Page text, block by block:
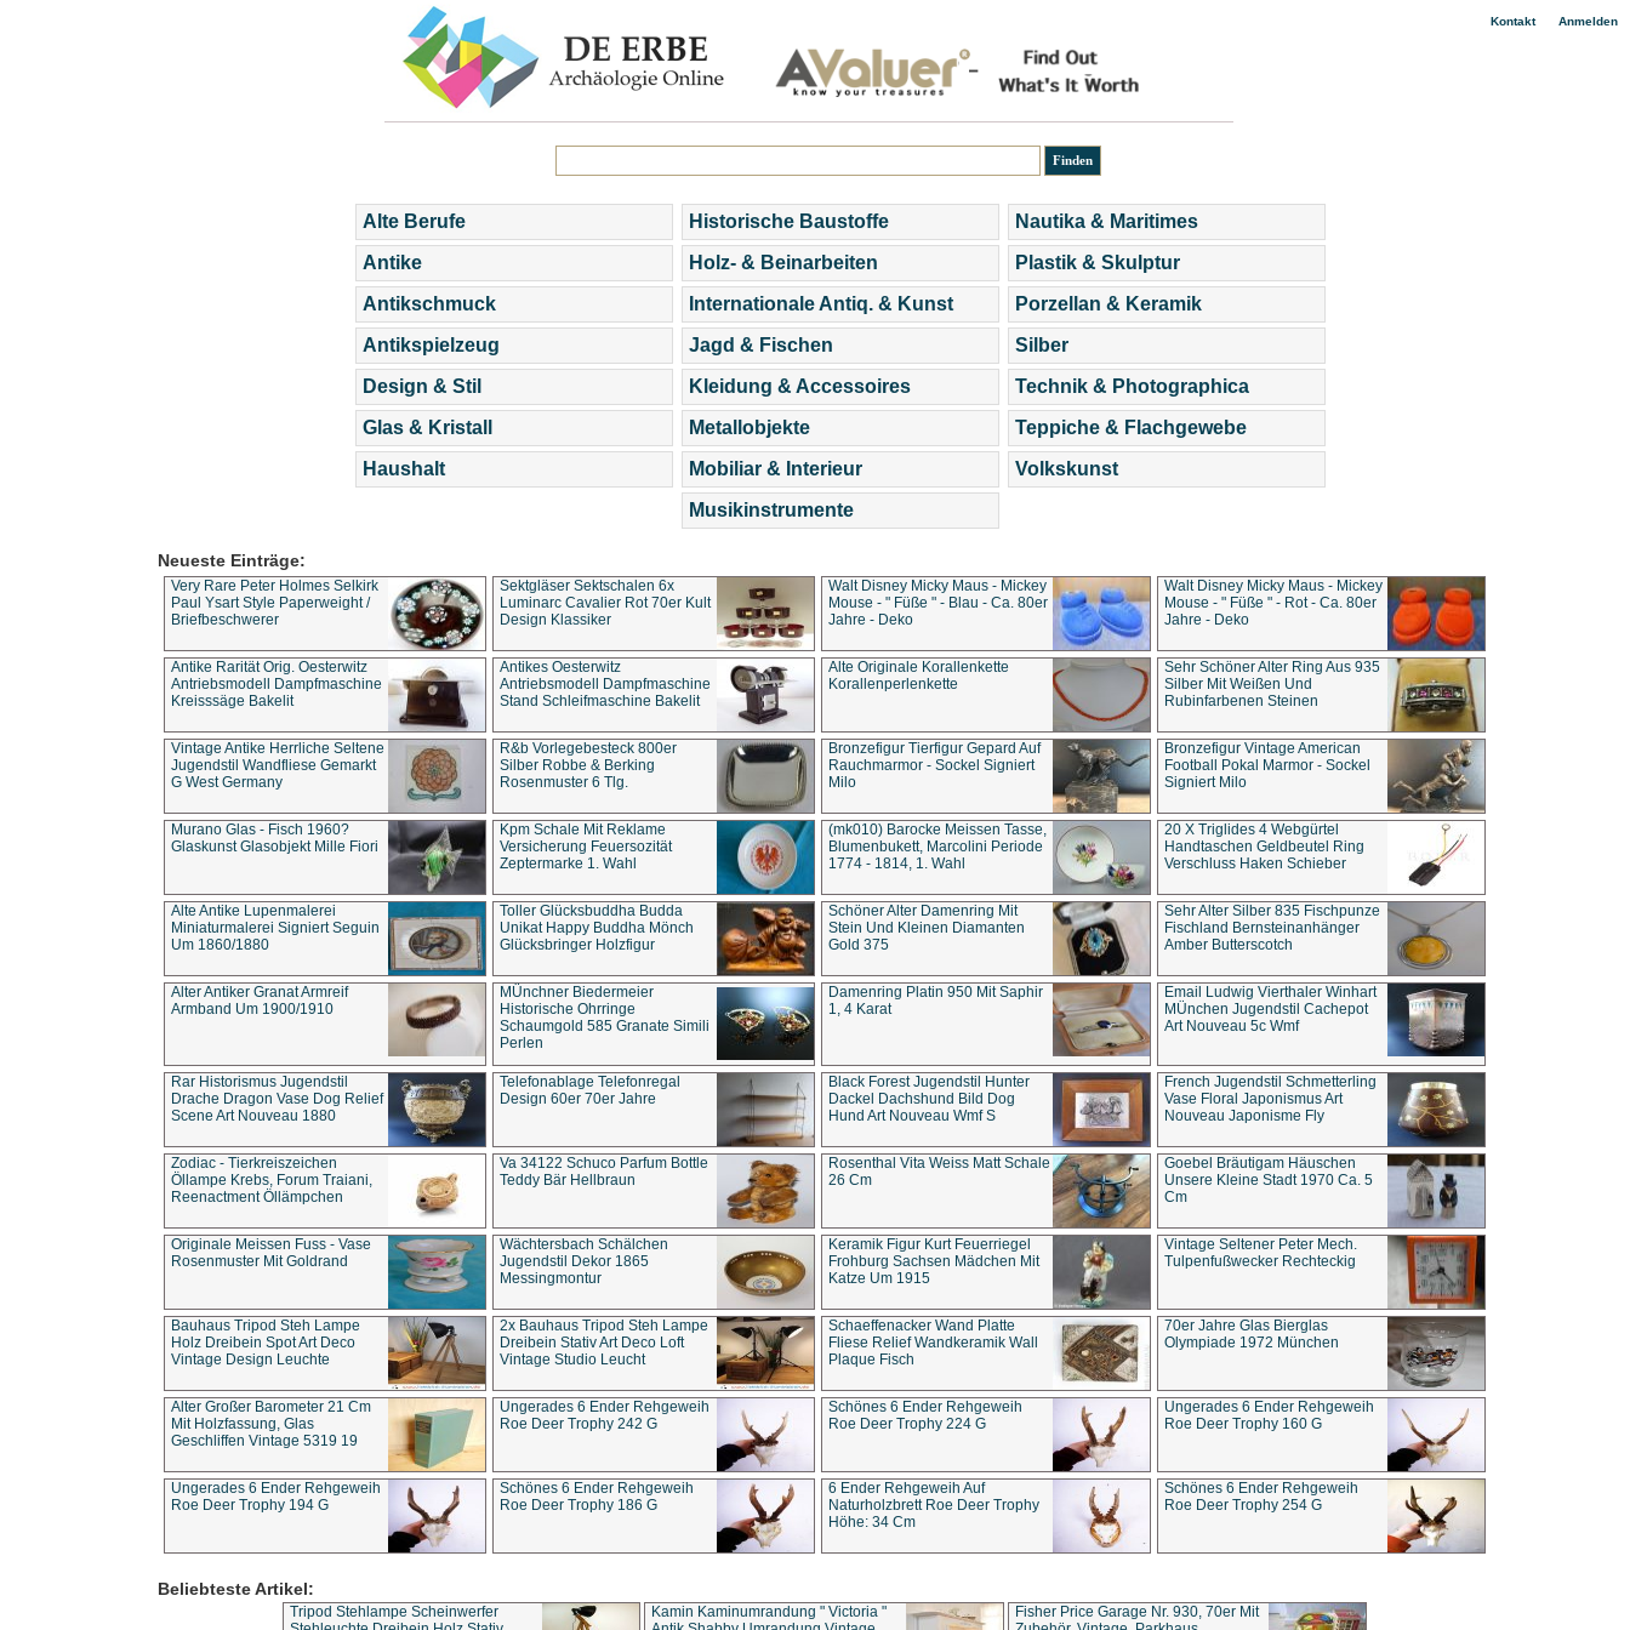
Kontakt| Anmelden
Alte Berufe
Antike
Antikschmuck
Antikspielzeug
Design & Stil
Glas & Kristall
Haushalt
Historische Baustoffe
Holz- & Beinarbeiten
Internationale Antiq. & Kunst
Jagd & Fischen
Kleidung & Accessoires
Metallobjekte
Mobiliar & Interieur
Musikinstrumente
Nautika & Maritimes
Plastik & Skulptur
Porzellan & Keramik
Silber
Technik & Photographica
Teppiche & Flachgewebe
Volkskunst
Neueste Einträge:
Very Rare Peter Holmes Selkirk
Paul Ysart Style Paperweight /
Briefbeschwerer
Sektgläser Sektschalen 6x
Luminarc Cavalier Rot 70er Kult
Design Klassiker
Walt Disney Micky Maus - Mickey
Mouse - " Füße " - Blau - Ca. 80er
Jahre - Deko
Walt Disney Micky Maus - Mickey
Mouse - " Füße " - Rot - Ca. 80er
Jahre - Deko
Antike Rarität Orig. Oesterwitz
Antriebsmodell Dampfmaschine
Kreisssäge Bakelit
Antikes Oesterwitz
Antriebsmodell Dampfmaschine
Stand Schleifmaschine Bakelit
Alte Originale Korallenkette
Korallenperlenkette
Sehr Schöner Alter Ring Aus 935
Silber Mit Weißen Und
Rubinfarbenen Steinen
Vintage Antike Herrliche Seltene
Jugendstil Wandfliese Gemarkt
G West Germany
R&b Vorlegebesteck 800er
Silber Robbe & Berking
Rosenmuster 6 Tlg.
Bronzefigur Tierfigur Gepard Auf
Rauchmarmor - Sockel Signiert
Milo
Bronzefigur Vintage American
Football Pokal Marmor - Sockel
Signiert Milo
Murano Glas - Fisch 1960?
Glaskunst Glasobjekt Mille Fiori
Kpm Schale Mit Reklame
Versicherung Feuersozität
Zeptermarke 1. Wahl
(mk010) Barocke Meissen Tasse,
Blumenbukett, Marcolini Periode
1774 - 1814, 1. Wahl
20 X Triglides 4 Webgürtel
Handtaschen Geldbeutel Ring
Verschluss Haken Schieber
Alte Antike Lupenmalerei
Miniaturmalerei Signiert Seguin
Um 1860/1880
Toller Glücksbuddha Budda
Unikat Happy Buddha Mönch
Glücksbringer Holzfigur
Schöner Alter Damenring Mit
Stein Und Kleinen Diamanten
Gold 375
Sehr Alter Silber 835 Fischpunze
Fischland Bernsteinanhänger
Amber Butterscotch
Alter Antiker Granat Armreif
Armband Um 1900/1910
MÜnchner Biedermeier
Historische Ohrringe
Schaumgold 585 Granate Simili
Perlen
Damenring Platin 950 Mit Saphir
1, 4 Karat
Email Ludwig Vierthaler Winhart
MÜnchen Jugendstil Cachepot
Art Nouveau 5c Wmf
Rar Historismus Jugendstil
Drache Dragon Vase Dog Relief
Scene Art Nouveau 1880
Telefonablage Telefonregal
Design 60er 70er Jahre
Black Forest Jugendstil Hunter
Dackel Dachshund Bild Dog
Hund Art Nouveau Wmf S
French Jugendstil Schmetterling
Vase Floral Japonismus Art
Nouveau Japonisme Fly
Zodiac - Tierkreiszeichen
Öllampe Krebs, Forum Traiani,
Reenactment Öllämpchen
Va 34122 Schuco Parfum Bottle
Teddy Bär Hellbraun
Rosenthal Vita Weiss Matt Schale
26 Cm
Goebel Bräutigam Häuschen
Unsere Kleine Stadt 1970 Ca. 5
Cm
Originale Meissen Fuss - Vase
Rosenmuster Mit Goldrand
Wächtersbach Schälchen
Jugendstil Dekor 1865
Messingmontur
Keramik Figur Kurt Feuerriegel
Frohburg Sachsen Mädchen Mit
Katze Um 1915
Vintage Seltener Peter Mech.
Tulpenfußwecker Rechteckig
Bauhaus Tripod Steh Lampe
Holz Dreibein Spot Art Deco
Vintage Design Leuchte
2x Bauhaus Tripod Steh Lampe
Dreibein Stativ Art Deco Loft
Vintage Studio Leucht
Schaeffenacker Wand Platte
Fliese Relief Wandkeramik Wall
Plaque Fisch
70er Jahre Glas Bierglas
Olympiade 1972 München
Alter Großer Barometer 21 Cm
Mit Holzfassung, Glas
Geschliffen Vintage 5319 19
Ungerades 6 Ender Rehgeweih
Roe Deer Trophy 242 G
Schönes 6 Ender Rehgeweih
Roe Deer Trophy 224 G
Ungerades 6 Ender Rehgeweih
Roe Deer Trophy 160 G
Ungerades 6 Ender Rehgeweih
Roe Deer Trophy 194 G
Schönes 6 Ender Rehgeweih
Roe Deer Trophy 186 G
6 Ender Rehgeweih Auf
Naturholzbrett Roe Deer Trophy
Höhe: 34 Cm
Schönes 6 Ender Rehgeweih
Roe Deer Trophy 254 G
Beliebteste Artikel:
Tripod Stehlampe Scheinwerfer
Kamin Kaminumrandung " Victoria "
Fisher Price Garage Nr. 930, 70er Mit